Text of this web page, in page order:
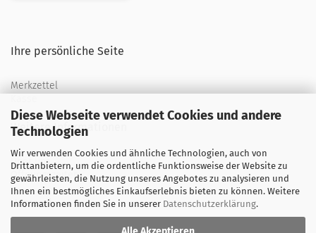
Diese Webseite verwendet Cookies und andere
Technologien
Wir verwenden Cookies und ähnliche Technologien, auch von
Drittanbietern, um die ordentliche Funktionsweise der Website zu
gewährleisten, die Nutzung unseres Angebotes zu analysieren und
Ihnen ein bestmögliches Einkaufserlebnis bieten zu können. Weitere
Informationen finden Sie in unserer Datenschutzerklärung.
Ihre persönliche Seite
Merkzettel
Weitere Informationen
Über uns
Öffnungszeiten
Versand